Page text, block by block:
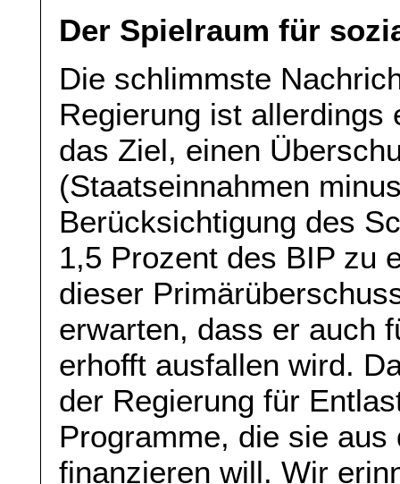
Der Spielraum für
Die schlimmste
Regierung ist allerdings
das Ziel, einen
(Staatseinnahmen
Berücksichtigung des
1,5 Prozent des BIP zu
dieser
erwarten, dass er auch
erhofft ausfallen wird.
der Regierung für
Programme, die sie
finanzieren will. Wir